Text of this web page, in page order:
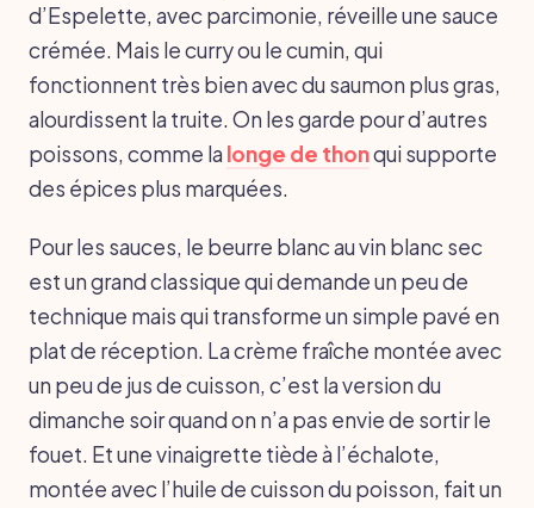
d’Espelette, avec parcimonie, réveille une sauce
crémée. Mais le curry ou le cumin, qui
fonctionnent très bien avec du saumon plus gras,
alourdissent la truite. On les garde pour d’autres
poissons, comme la longe de thonqui supporte
des épices plus marquées.
Pour les sauces, le beurre blanc au vin blanc sec
est un grand classique qui demande un peu de
technique mais qui transforme un simple pavé en
plat de réception. La crème fraîche montée avec
un peu de jus de cuisson, c’est la version du
dimanche soir quand on n’a pas envie de sortir le
fouet. Et une vinaigrette tiède à l’échalote,
montée avec l’huile de cuisson du poisson, fait un